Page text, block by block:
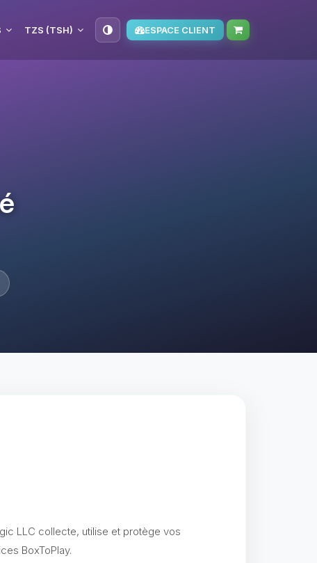
TZS (TSH) ESPACE CLIENT
LLC collecte, utilise et protège vos
BoxToPlay.